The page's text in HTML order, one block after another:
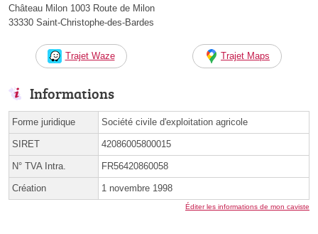
Château Milon 1003 Route de Milon
33330 Saint-Christophe-des-Bardes
Trajet Waze Trajet Maps
Informations
Forme juridique Société civile d'exploitation agricole
SIRET 42086005800015
N° TVA Intra. FR56420860058
Création 1 novembre 1998
Éditer les informations de mon caviste